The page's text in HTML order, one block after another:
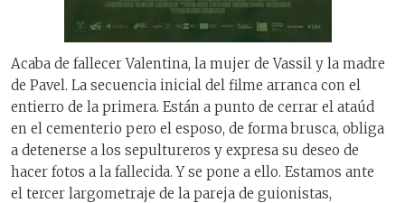
Acaba de fallecer Valentina, la mujer de Vassil y la madre
de Pavel. La secuencia inicial del filme arranca con el
entierro de la primera. Están a punto de cerrar el ataúd
en el cementerio pero el esposo, de forma brusca, obliga
a detenerse a los sepultureros y expresa su deseo de
hacer fotos a la fallecida. Y se pone a ello. Estamos ante
el tercer largometraje de la pareja de guionistas,